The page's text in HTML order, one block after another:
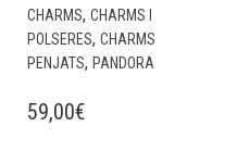
CHARMS, CHARMS I
POLSERES, CHARMS
PENJATS, PANDORA
59,00€